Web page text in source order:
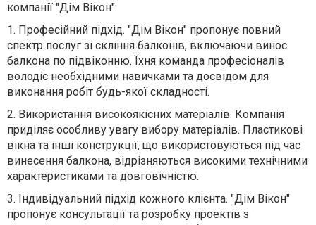
компанії "Дім Вікон":
1. Професійний підхід. "Дім Вікон" пропонує повний
спектр послуг зі скління балконів, включаючи винос
балкона по підвіконню. Їхня команда професіоналів
володіє необхідними навичками та досвідом для
виконання робіт будь-якої складності.
2. Використання високоякісних матеріалів. Компанія
приділяє особливу увагу вибору матеріалів. Пластикові
вікна та інші конструкції, що використовуються під час
винесення балкона, відрізняються високими технічними
характеристиками та довговічністю.
3. Індивідуальний підхід кожного клієнта. "Дім Вікон"
пропонує консультації та розробку проектів з